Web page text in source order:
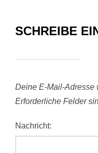
SCHREIBE
Deine E-Mail-Adresse
Erforderliche Felder
Nachricht: